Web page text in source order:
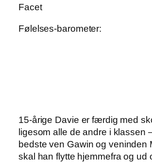
Facet
Følelses-barometer:
15-årige Davie er færdig med
ligesom alle de andre i klassen
bedste ven Gawin og veninden
skal han flytte hjemmefra og ud